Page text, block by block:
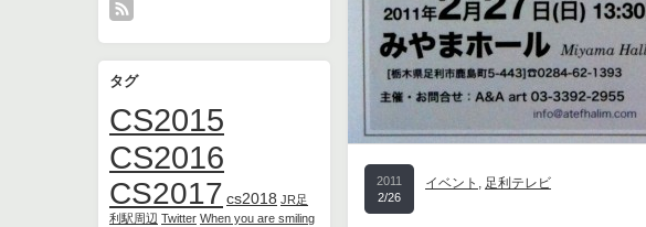
タグ
CS2015
CS2016
CS2017 cs2018 JR足
利駅周辺 Twitter When you are smiling
2011
2/26
イベント , 足利テレビ